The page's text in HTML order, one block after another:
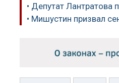
• Депутат
• Мишустин призвал